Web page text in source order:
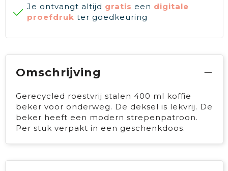
Je ontvangt altijd gratis een digitale
proefdruk ter goedkeuring
Omschrijving
Gerecycled roestvrij stalen 400 ml koffie
beker voor onderweg. De deksel is lekvrij. De
beker heeft een modern strepenpatroon.
Per stuk verpakt in een geschenkdoos.